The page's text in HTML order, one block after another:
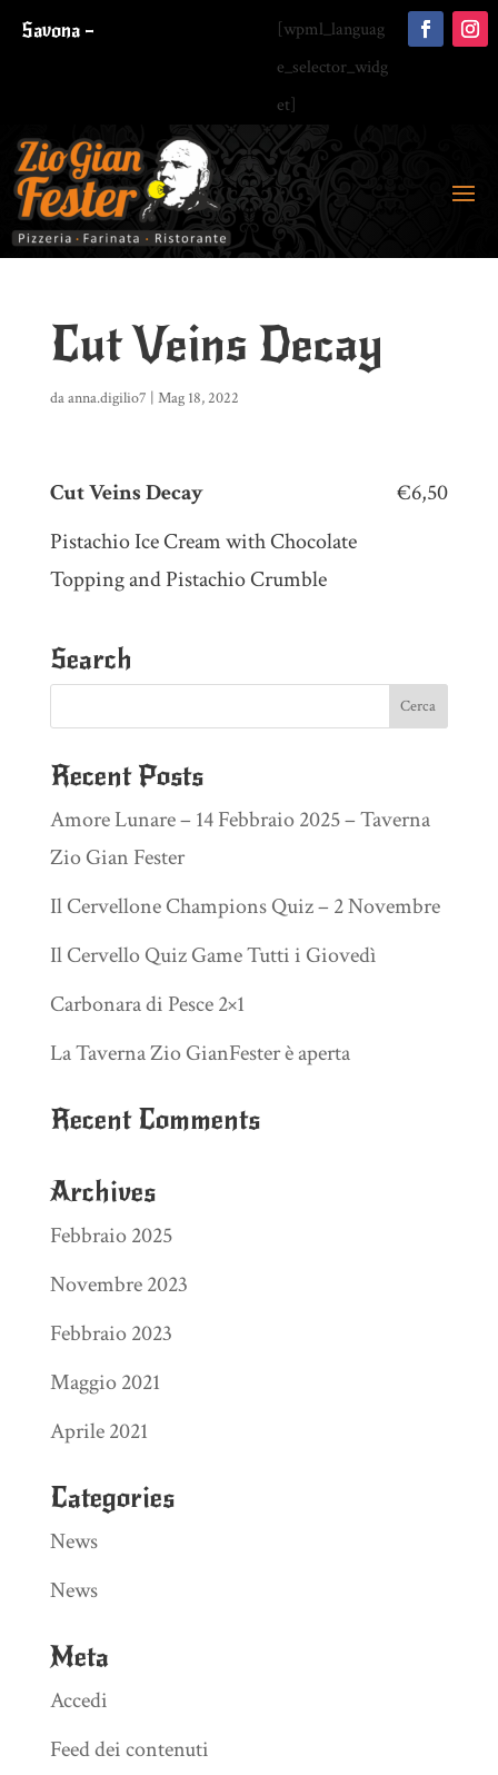
Savona –
[wpml_languag
e_selector_widg
et]
Cut Veins Decay
daanna.digilio7 | Mag 18, 2022
Cut Veins Decay
€6,50
Pistachio Ice Cream with Chocolate
Topping and Pistachio Crumble
Search
Recent Posts
Amore Lunare – 14 Febbraio 2025 – Taverna
Zio Gian Fester
Il Cervellone Champions Quiz – 2 Novembre
Il Cervello Quiz Game Tutti i Giovedì
Carbonara di Pesce 2×1
La Taverna Zio GianFester è aperta
Recent Comments
Archives
Febbraio 2025
Novembre 2023
Febbraio 2023
Maggio 2021
Aprile 2021
Categories
News
News
Meta
Accedi
Feed dei contenuti